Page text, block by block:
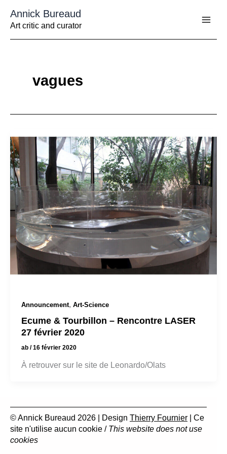
contenu
Annick Bureaud
Art critic and curator
vagues
Announcement, Art-Science
Ecume & Tourbillon – Rencontre LASER
27 février 2020
ab /16 février 2020
À retrouver sur le site de Leonardo/Olats
© Annick Bureaud 2026 | Design Thierry Fournier | Ce
site n'utilise aucun cookie / This website does not use
cookies